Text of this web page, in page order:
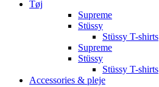
Tøj
Supreme
Stüssy
Stüssy T-shirts
Supreme
Stüssy
Stüssy T-shirts
Accessories & pleje